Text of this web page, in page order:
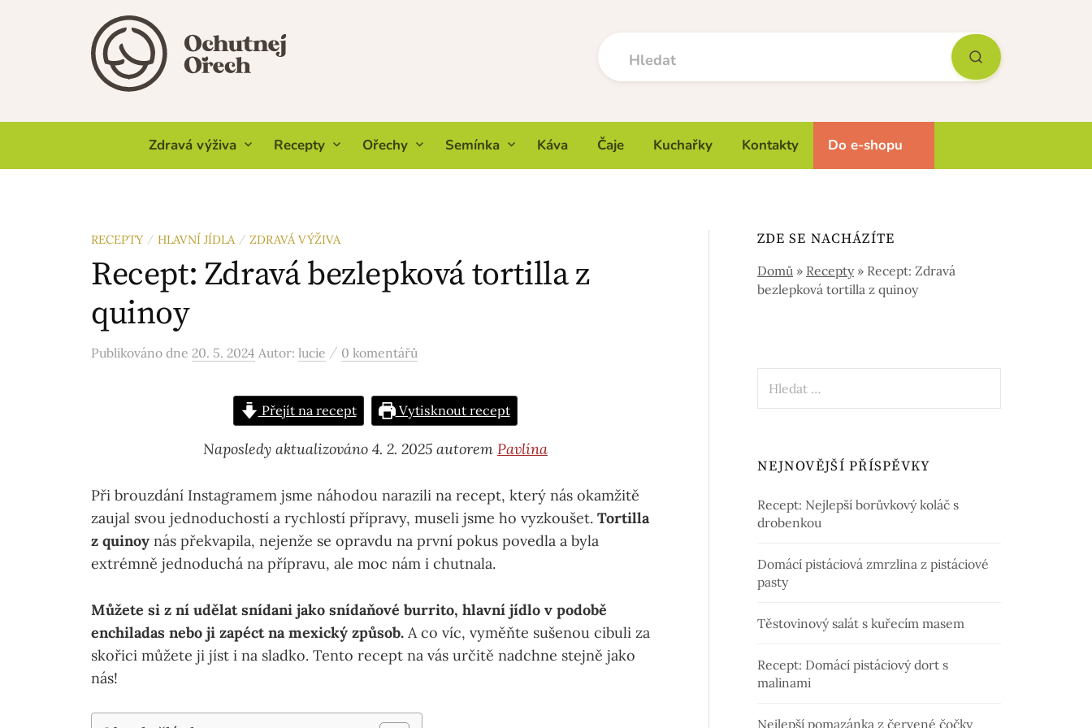
Zdravá výživa Recepty Ořechy Semínka Káva Čaje Kuchařky Kontakty Do e-shopu
RECEPTY / HLAVNÍ JÍDLA / ZDRAVÁ VÝŽIVA
Recept: Zdravá bezlepková tortilla z
quinoy
Publikováno dne 20. 5. 2024 Autor: lucie / 0 komentářů
Přejít na recept Vytisknout recept
Naposledy aktualizováno 4. 2. 2025 autorem Pavlína
Při brouzdání Instagramem jsme náhodou narazili na recept, který nás okamžitě
zaujal svou jednoduchostí a rychlostí přípravy, museli jsme ho vyzkoušet. Tortilla
z quinoy nás překvapila, nejenže se opravdu na první pokus povedla a byla
extrémně jednoduchá na přípravu, ale moc nám i chutnala.
Můžete si z ní udělat snídani jako snídaňové burrito, hlavní jídlo v podobě
enchiladas nebo ji zapéct na mexický způsob. A co víc, vyměňte sušenou cibuli za
skořici můžete ji jíst i na sladko. Tento recept na vás určitě nadchne stejně jako
nás!
ZDE SE NACHÁZÍTE
Domů » Recepty » Recept: Zdravá
bezlepková tortilla z quinoy
NEJNOVĚJŠÍ PŘÍSPĚVKY
Recept: Nejlepší borůvkový koláč s
drobenkou
Domácí pistáciová zmrzlina z pistáciové
pasty
Těstovinový salát s kuřecím masem
Recept: Domácí pistáciový dort s
malinami
Nejlepší pomazánka z červené čočky